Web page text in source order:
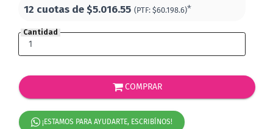
12 cuotas de$5.016.55 (PTF: $60.198.6)*
Cantidad
COMPRAR
¡ESTAMOS PARA AYUDARTE, ESCRIBÍNOS!